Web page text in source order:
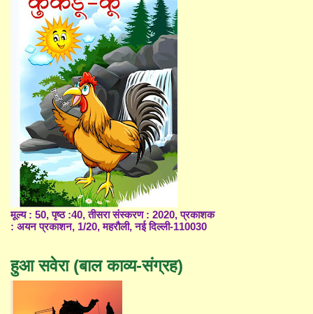
मूल्य : 50, पृष्ठ :40, तीसरा संस्करण : 2020, प्रकाशक
: अयन प्रकाशन, 1/20, महरौली, नई दिल्ली-110030
हुआ सवेरा (बाल काव्य-संग्रह)